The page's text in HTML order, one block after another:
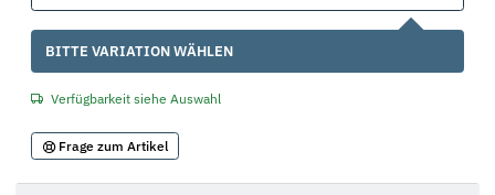
x
BITTE VARIATION WÄHLEN
Verfügbarkeit siehe Auswahl
Frage zum Artikel